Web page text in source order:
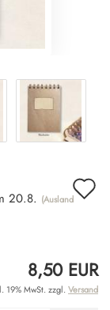
20.8. (Ausland
8,50 EUR
19% MwSt. zzgl. Versand